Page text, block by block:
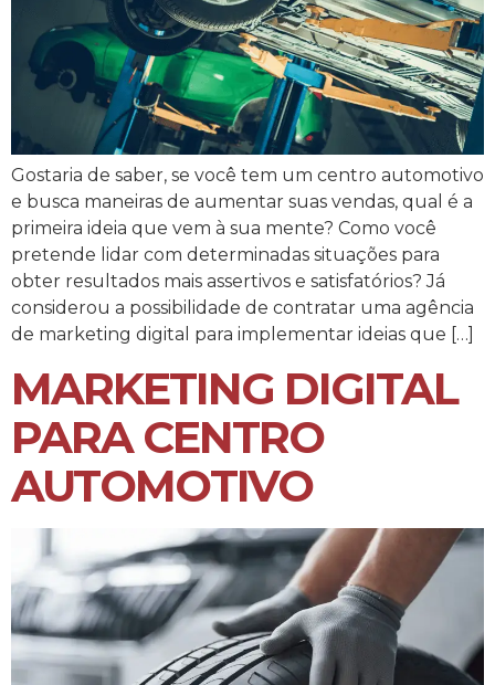
Gostaria de saber, se você tem um centro automotivo
e busca maneiras de aumentar suas vendas, qual é a
primeira ideia que vem à sua mente? Como você
pretende lidar com determinadas situações para
obter resultados mais assertivos e satisfatórios? Já
considerou a possibilidade de contratar uma agência
de marketing digital para implementar ideias que […]
MARKETING DIGITAL
PARA CENTRO
AUTOMOTIVO